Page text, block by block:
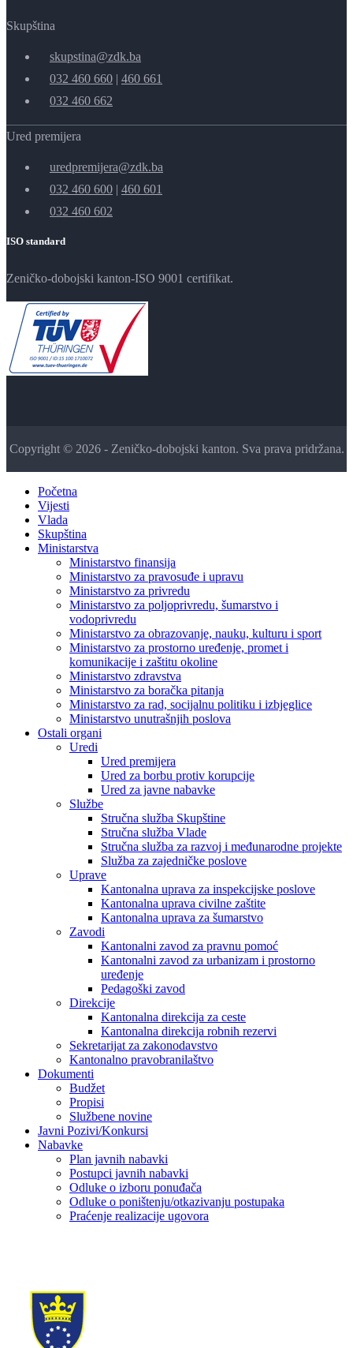
Skupština
skupstina@zdk.ba
032 460 660 | 460 661
032 460 662
Ured premijera
uredpremijera@zdk.ba
032 460 600 | 460 601
032 460 602
ISO standard
Zeničko-dobojski kanton-ISO 9001 certifikat.
Copyright © 2026 - Zeničko-dobojski kanton. Sva prava pridržana.
Početna
Vijesti
Vlada
Skupština
Ministarstva
Ministarstvo finansija
Ministarstvo za pravosuđe i upravu
Ministarstvo za privredu
Ministarstvo za poljoprivredu, šumarstvo i
vodoprivredu
Ministarstvo za obrazovanje, nauku, kulturu i sport
Ministarstvo za prostorno uređenje, promet i
komunikacije i zaštitu okoline
Ministarstvo zdravstva
Ministarstvo za boračka pitanja
Ministarstvo za rad, socijalnu politiku i izbjeglice
Ministarstvo unutrašnjih poslova
Ostali organi
Uredi
Ured premijera
Ured za borbu protiv korupcije
Ured za javne nabavke
Službe
Stručna služba Skupštine
Stručna služba Vlade
Stručna služba za razvoj i međunarodne projekte
Služba za zajedničke poslove
Uprave
Kantonalna uprava za inspekcijske poslove
Kantonalna uprava civilne zaštite
Kantonalna uprava za šumarstvo
Zavodi
Kantonalni zavod za pravnu pomoć
Kantonalni zavod za urbanizam i prostorno
uređenje
Pedagoški zavod
Direkcije
Kantonalna direkcija za ceste
Kantonalna direkcija robnih rezervi
Sekretarijat za zakonodavstvo
Kantonalno pravobranilaštvo
Dokumenti
Budžet
Propisi
Službene novine
Javni Pozivi/Konkursi
Nabavke
Plan javnih nabavki
Postupci javnih nabavki
Odluke o izboru ponuđača
Odluke o poništenju/otkazivanju postupaka
Praćenje realizacije ugovora